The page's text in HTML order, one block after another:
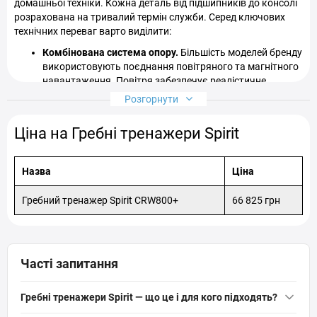
домашньої техніки. Кожна деталь від підшипників до консолі
розрахована на тривалий термін служби. Серед ключових
технічних переваг варто виділити:
Комбінована система опору. Більшість моделей бренду
використовують поєднання повітряного та магнітного
навантаження. Повітря забезпечує реалістичне
відчуття веслування (чим сильніший гребок, тим вищий
Керування на рукоятках.Унікальна особливість
регулювання опору прямо на рукоятці. Це дозволяє
змінювати інтенсивність тренування, не перериваючи
руху та не відпускаючи ручку, що значно підвищує
комфорт занять.
моделей) полегшує посадку та вставання, що вигідно
Інформативна консоль.Регульований по куту нахилу
Розгорнути
Ціна на Гребні тренажери Spirit
Назва Ціна
Гребний тренажер Spirit CRW800+ 66 825 грн
Часті запитання
Гребні тренажери Spirit — що це і для кого підходять?